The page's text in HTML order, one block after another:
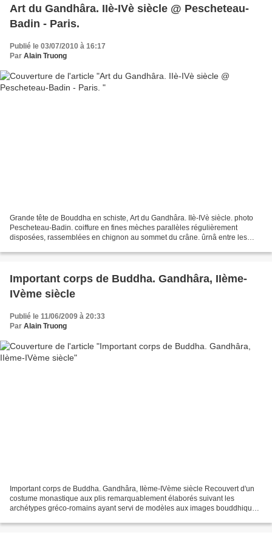
Art du Gandhâra. IIè-IVè siècle @ Pescheteau-
Badin - Paris.
Publié le 03/07/2010 à 16:17
Par Alain Truong
Grande tête de Bouddha en schiste, Art du Gandhâra. IIè-IVè siècle. photo
Pescheteau-Badin. coiffure en fines mèches parallèles régulièrement
disposées, rassemblées en chignon au sommet du crâne. ûrnâ entre les
Important corps de Buddha. Gandhâra, IIème-
IVème siècle
Publié le 11/06/2009 à 20:33
Par Alain Truong
Important corps de Buddha. Gandhâra, IIème-IVème siècle Recouvert d'un
costume monastique aux plis remarquablement élaborés suivant les
archétypes gréco-romains ayant servi de modèles aux images bouddhiques